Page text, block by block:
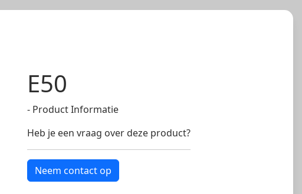
E50
- Product Informatie
Heb je een vraag over deze product?
Neem contact op